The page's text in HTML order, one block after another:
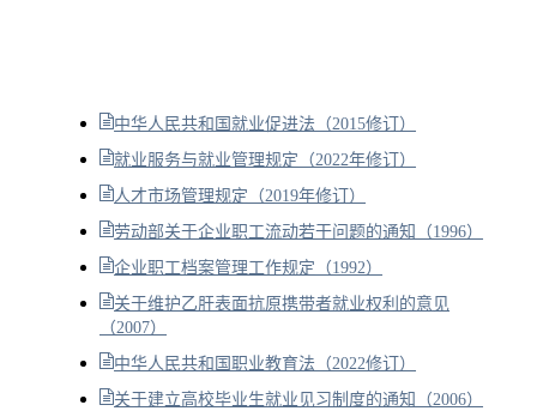
中华人民共和国就业促进法（2015修订）
就业服务与就业管理规定（2022年修订）
人才市场管理规定（2019年修订）
劳动部关于企业职工流动若干问题的通知（1996）
企业职工档案管理工作规定（1992）
关于维护乙肝表面抗原携带者就业权利的意见
（2007）
中华人民共和国职业教育法（2022修订）
关于建立高校毕业生就业见习制度的通知（2006）